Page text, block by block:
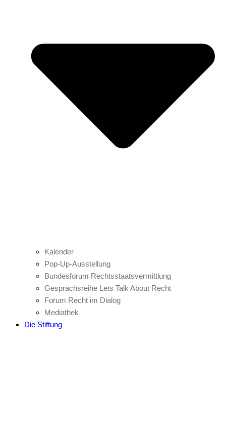
Kalender
Pop-Up-Ausstellung
Bundesforum Rechtsstaatsvermittlung
Gesprächsreihe Lets Talk About Recht
Forum Recht im Dialog
Mediathek
Die Stiftung